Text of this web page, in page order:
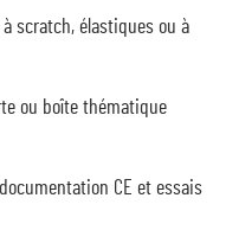
scratch, élastiques ou à
ou boîte thématique
CE et essais